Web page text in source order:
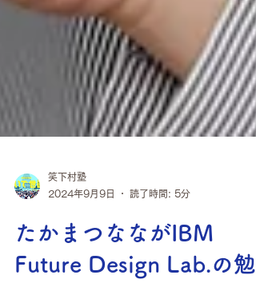
2024年9月9日
読了時間: 5分